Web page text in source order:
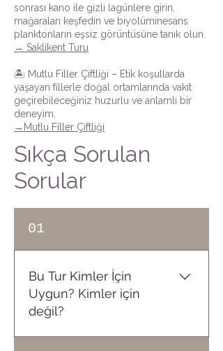
sonrası kano ile gizli lagünlere girin,
mağaraları keşfedin ve biyolüminesans
planktonların eşsiz görüntüsüne tanık olun.
→ Saklikent Turu
🏝️ Mutlu Filler Çiftliği – Etik koşullarda
yaşayan fillerle doğal ortamlarında vakit
geçirebileceğiniz huzurlu ve anlamlı bir
deneyim.
→Mutlu Filler Çiftliği
Sıkça Sorulan
Sorular
01
Bu Tur Kimler İçin
Uygun? Kimler için
değil?